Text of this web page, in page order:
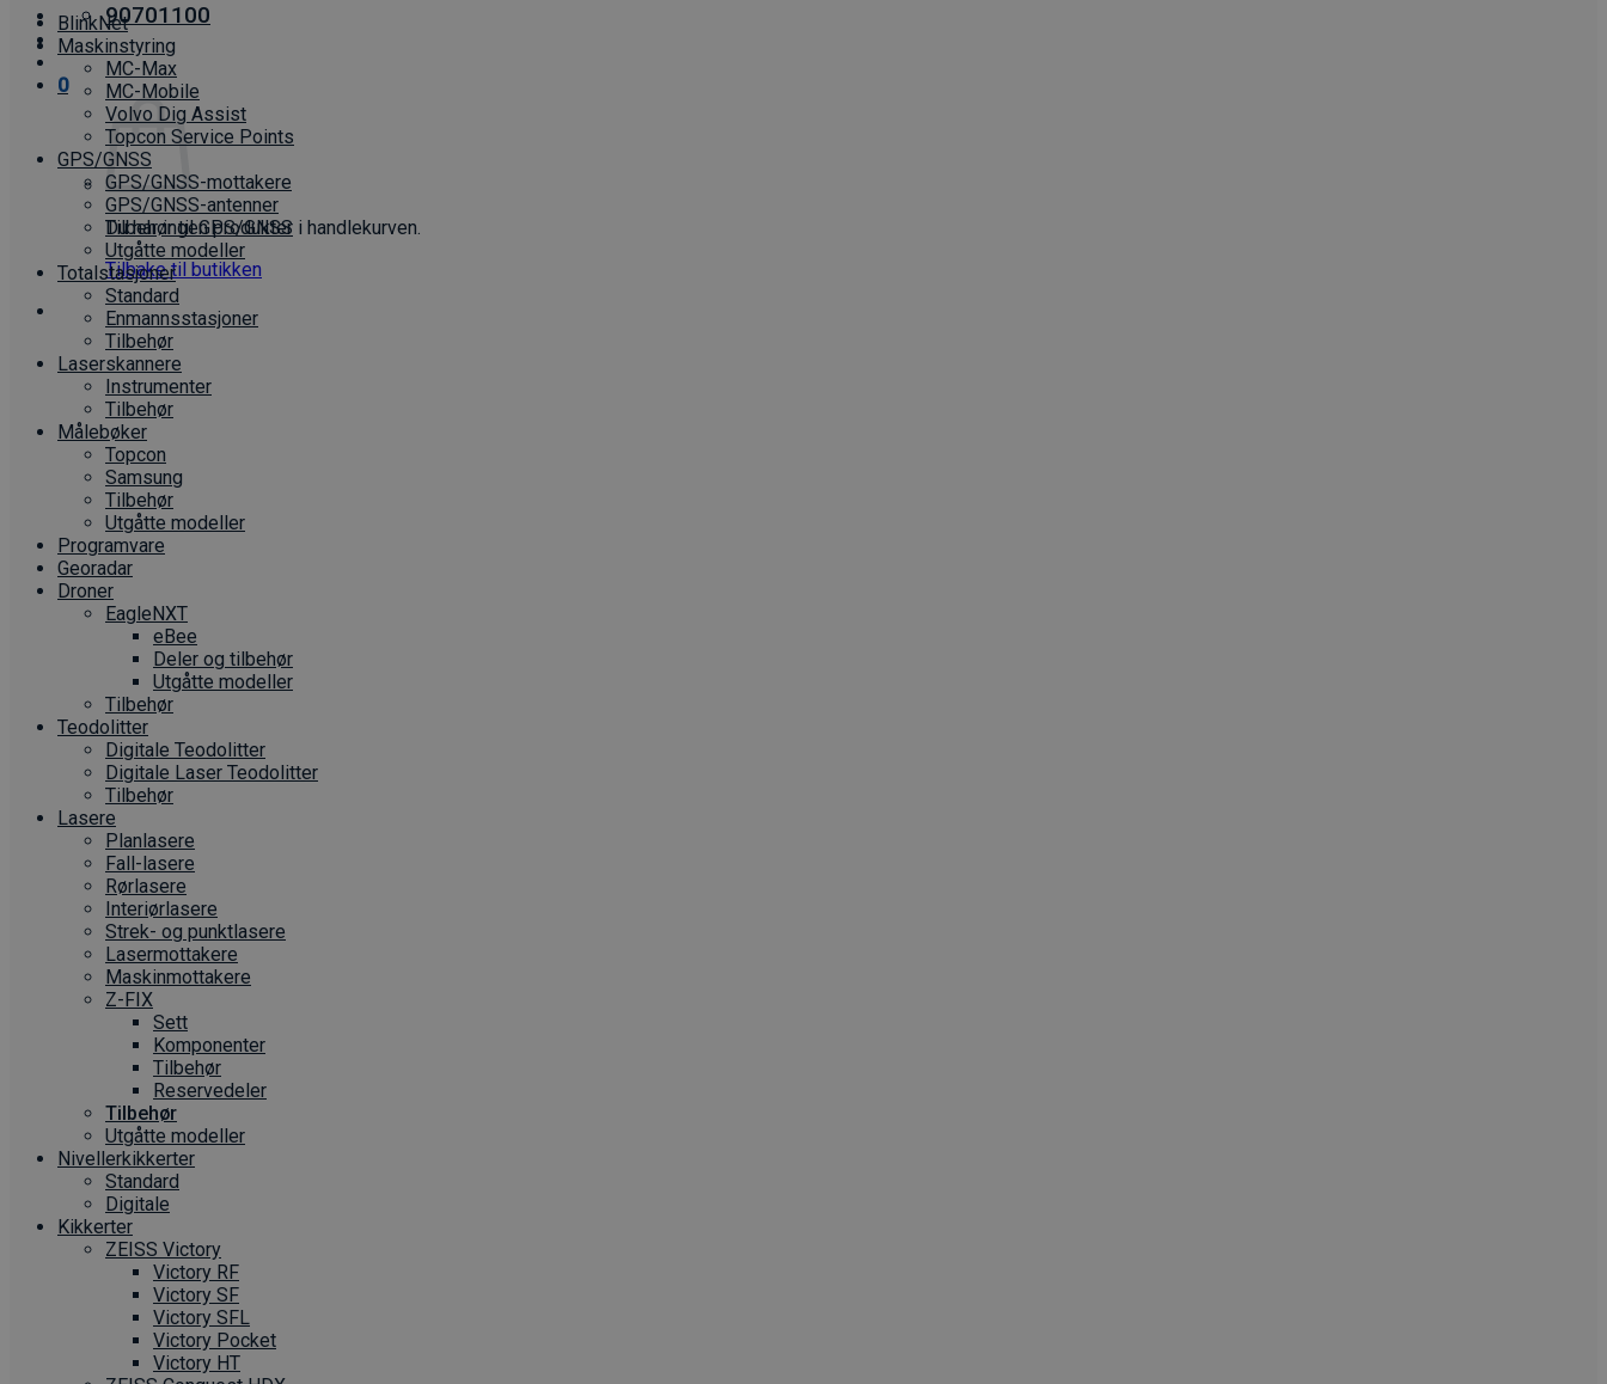
90701100
0
Du har ingen produkter i handlekurven.
Tilbake til butikken
BlinkNet
Maskinstyring
MC-Max
MC-Mobile
Volvo Dig Assist
Topcon Service Points
GPS/GNSS
GPS/GNSS-mottakere
GPS/GNSS-antenner
Tilbehør til GPS/GNSS
Utgåtte modeller
Totalstasjoner
Standard
Enmannsstasjoner
Tilbehør
Laserskannere
Instrumenter
Tilbehør
Målebøker
Topcon
Samsung
Tilbehør
Utgåtte modeller
Programvare
Georadar
Droner
EagleNXT
eBee
Deler og tilbehør
Utgåtte modeller
Tilbehør
Teodolitter
Digitale Teodolitter
Digitale Laser Teodolitter
Tilbehør
Lasere
Planlasere
Fall-lasere
Rørlasere
Interiør­lasere
Strek- og punktlasere
Laser­mottakere
Maskin­mottakere
Z-FIX
Sett
Komponenter
Tilbehør
Reservedeler
Tilbehør
Utgåtte modeller
Nivellerkikkerter
Standard
Digitale
Kikkerter
ZEISS Victory
Victory RF
Victory SF
Victory SFL
Victory Pocket
Victory HT